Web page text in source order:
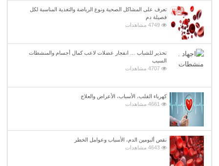
تعرف على المشاكل الصحية ونوع الرياضة والتغذية المناسبة لكل
فصيلة دم
4749 مشاهدات
تحذير للشباب … انفجار عضلات لاعب كمال أجسام والمنشطات
السبب
4707 مشاهدات
كهرباء القلب، الأسباب، الأعراض والعلاج
4661 مشاهدات
نقص ألبومين الدم، الأسباب وعوامل الخطر
4643 مشاهدات